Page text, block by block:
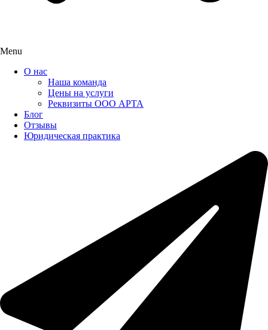
Menu
О нас
Наша команда
Цены на услуги
Реквизиты ООО АРТА
Блог
Отзывы
Юридическая практика